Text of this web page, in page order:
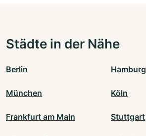
Städte in der Nähe
Berlin Hamburg
München Köln
Frankfurt am Main Stuttgart